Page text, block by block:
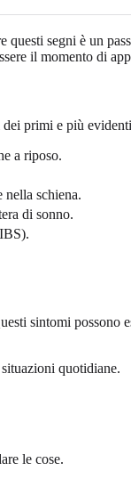
segni è un
il momento di
primi e più
a riposo.
nella schiena.
di sonno.
sintomi possono
quotidiane.
le cose.